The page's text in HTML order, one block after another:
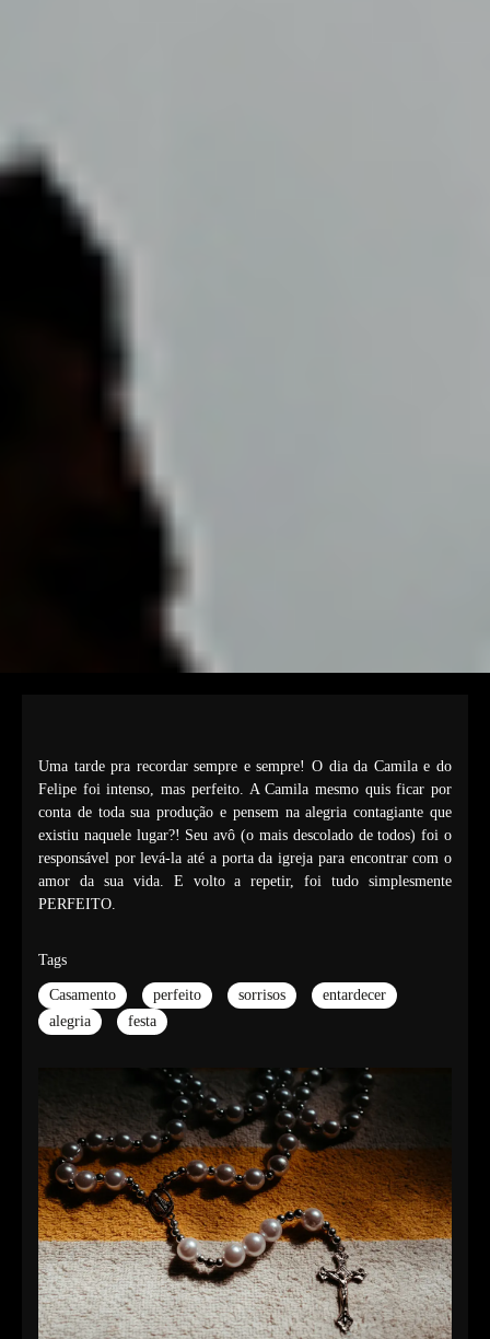
Uma tarde pra recordar sempre e sempre! O dia da Camila e do
Felipe foi intenso, mas perfeito. A Camila mesmo quis ficar por
conta de toda sua produção e pensem na alegria contagiante que
existiu naquele lugar?! Seu avô (o mais descolado de todos) foi o
responsável por levá-la até a porta da igreja para encontrar com o
amor da sua vida. E volto a repetir, foi tudo simplesmente
PERFEITO.
Tags
Casamento perfeito sorrisos
entardecer
alegria
festa